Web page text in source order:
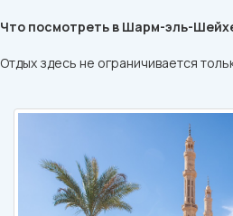
Что посмотреть в Шарм-эль-
Отдых здесь не ограничивается